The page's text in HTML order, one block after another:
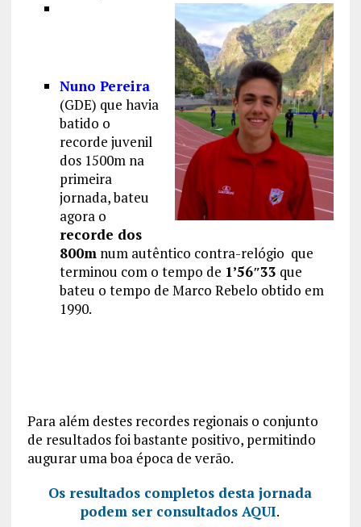
Nuno Pereira
(GDE) que havia
batido o
recorde juvenil
dos 1500m na
primeira
jornada, bateu
agora o
recorde dos
800mnum autêntico contra-relógio que
terminou com o tempo de 1’56″33 que
bateu o tempo de Marco Rebelo obtido em
1990.
Para além destes recordes regionais o conjunto
de resultados foi bastante positivo, permitindo
augurar uma boa época de verão.
Os resultados completos desta jornada
podem ser consultados AQUI.